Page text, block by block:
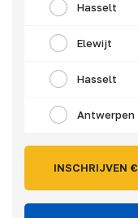
Hasselt
Elewijt
Hasselt
Antwerpen
INSCHRIJVEN €